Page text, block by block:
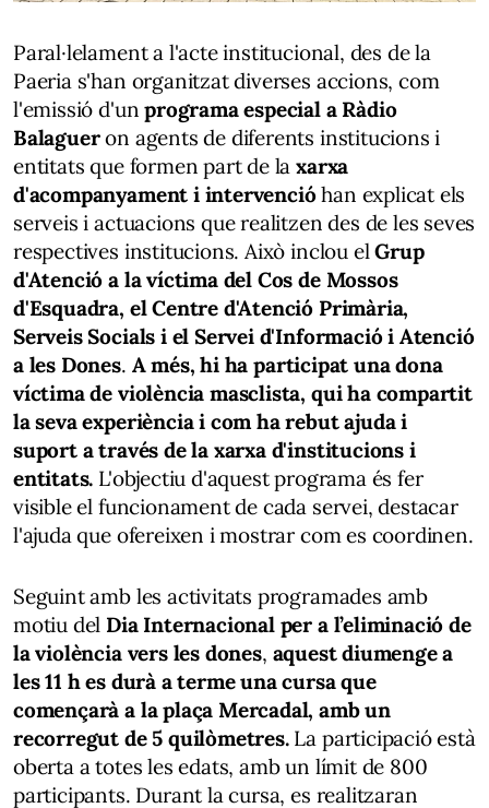
Paral·lelament a l'acte institucional, des de la
Paeria s'han organitzat diverses accions, com
l'emissió d'unprograma especial a Ràdio
Balagueron agents de diferents institucions i
entitats que formen part de laxarxa
d'acompanyament i intervencióhan explicat els
serveis i actuacions que realitzen des de les seves
respectives institucions. Això inclou elGrup
d'Atenció a la víctima del Cos de Mossos
d'Esquadra, el Centre d'Atenció Primària,
Serveis Socials i el Servei d'Informació i Atenció
a les Dones. A més, hi ha participat una dona
víctima de violència masclista, qui ha compartit
la seva experiència i com ha rebut ajuda i
suport a través de la xarxa d'institucions i
entitats. L'objectiu d'aquest programa és fer
visible el funcionament de cada servei, destacar
l'ajuda que ofereixen i mostrar com es coordinen.
Seguint amb les activitats programades amb
motiu del Dia Internacional per a l’eliminació de
la violència vers les dones, aquest diumenge a
les 11 h es durà a terme una cursa que
començarà a la plaça Mercadal, amb un
recorregut de 5 quilòmetres.La participació està
oberta a totes les edats, amb un límit de 800
participants. Durant la cursa, es realitzaran